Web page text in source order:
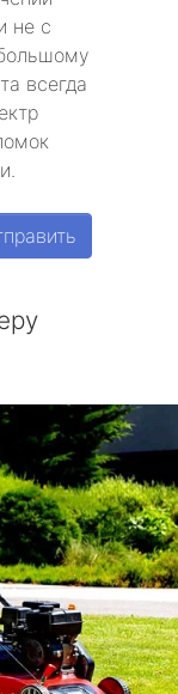
не с
всегда